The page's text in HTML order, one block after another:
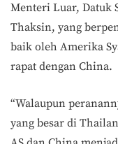
Menteri Luar, Datuk
Thaksin, yang
baik oleh Amerika
rapat dengan China.
“Walaupun
yang besar di